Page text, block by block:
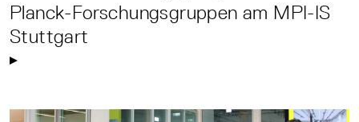
Planck-Forschungsgruppen am MPI-IS
Stuttgart